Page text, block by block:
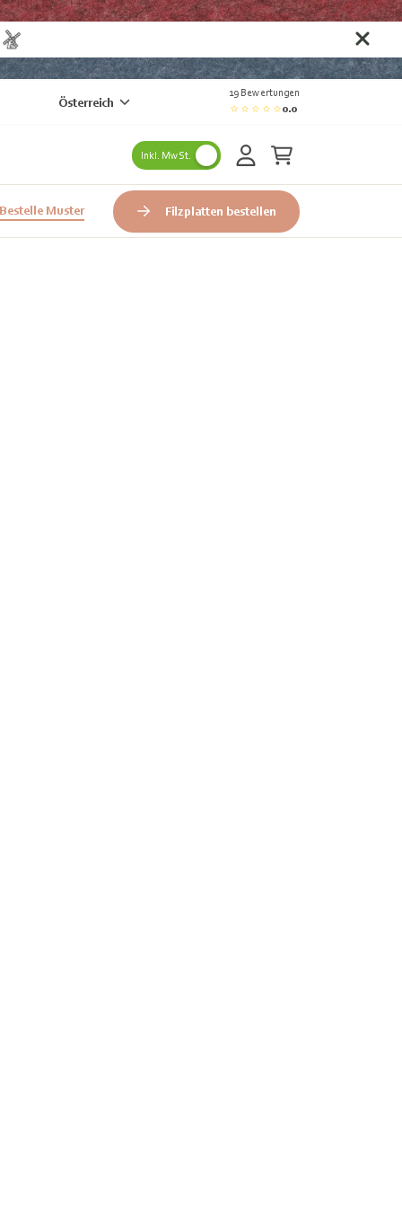
Österreich
19 Bewertungen
0.0
Inkl. MwSt.
Bestelle Muster Filzplatten bestellen